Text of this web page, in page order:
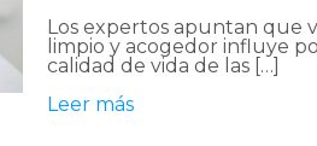
Los expertos apuntan que
limpio y acogedor influye
calidad de vida de las […]
Leer más